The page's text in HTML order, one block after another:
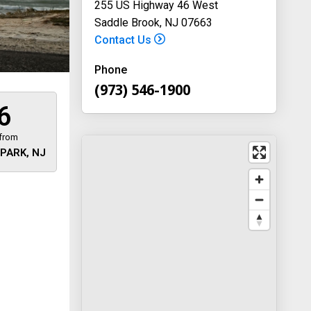
NJ
255 US Highway 46 West
Saddle Brook, NJ 07663
Contact Us
Phone
(973) 546-1900